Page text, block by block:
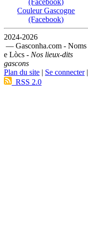
(Facebook)
Couleur Gascogne
(Facebook)
2024-2026
— Gasconha.com - Noms
e Lòcs - Nos lieux-dits
gascons
Plan du site | Se connecter|
RSS 2.0